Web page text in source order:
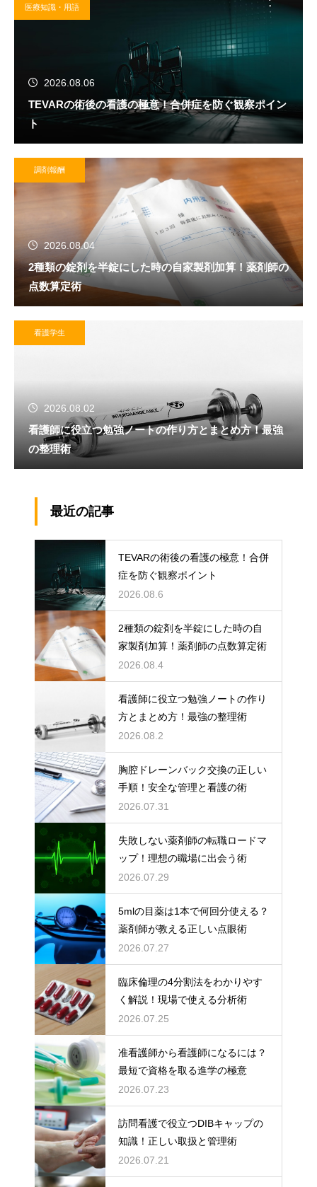
医療知識・用語
2026.08.06
TEVARの術後の看護の極意！合併症を防ぐ観察ポイン
ト
調剤報酬
2026.08.04
2種類の錠剤を半錠にした時の自家製剤加算！薬剤師の
点数算定術
看護学生
2026.08.02
看護師に役立つ勉強ノートの作り方とまとめ方！最強
の整理術
最近の記事
TEVARの術後の看護の極意！合併
症を防ぐ観察ポイント
2026.08.6
2種類の錠剤を半錠にした時の自
家製剤加算！薬剤師の点数算定術
2026.08.4
看護師に役立つ勉強ノートの作り
方とまとめ方！最強の整理術
2026.08.2
胸腔ドレーンバック交換の正しい
手順！安全な管理と看護の術
2026.07.31
失敗しない薬剤師の転職ロードマ
ップ！理想の職場に出会う術
2026.07.29
5mlの目薬は1本で何回分使える？
薬剤師が教える正しい点眼術
2026.07.27
臨床倫理の4分割法をわかりやす
く解説！現場で使える分析術
2026.07.25
准看護師から看護師になるには？
最短で資格を取る進学の極意
2026.07.23
訪問看護で役立つDIBキャップの
知識！正しい取扱と管理術
2026.07.21